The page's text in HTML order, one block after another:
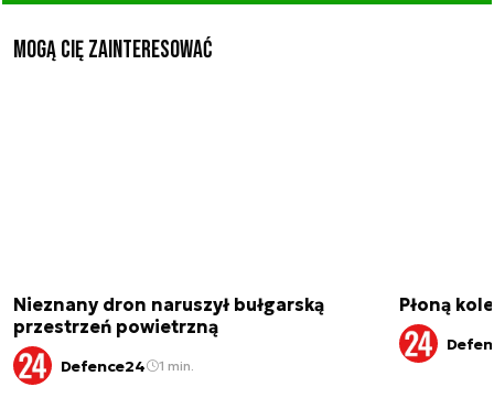
Mogą Cię zainteresować
Nieznany dron naruszył bułgarską
przestrzeń powietrzną
Defence24 1 min.
Płoną